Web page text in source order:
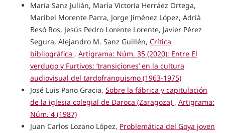
María Sanz Julián, María Victoria Herráez Ortega,
Maribel Morente Parra, Jorge Jiménez López, Adrià
Besó Ros, Jesús Pedro Lorente Lorente, Javier Pérez
Segura, Alejandro M. Sanz Guillén, Crítica
bibliográfica , Artigrama: Núm. 35 (2020): Entre El
verdugo y Furtivos: ‘transiciones’ en la cultura
audiovisual del tardofranquismo (1963-1975)
José Luis Pano Gracia, Sobre la fábrica y capitulación
de la iglesia colegial de Daroca (Zaragoza) , Artigrama:
Núm. 4 (1987)
Juan Carlos Lozano López, Problemática del Goya joven